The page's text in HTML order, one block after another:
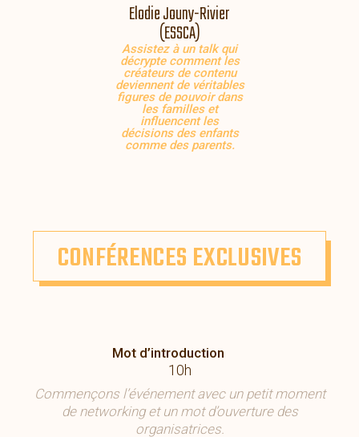
Elodie Jouny-Rivier
(ESSCA)
Assistez à un talk qui
décrypte comment les
créateurs de contenu
deviennent de véritables
figures de pouvoir dans
les familles et
influencent les
décisions des enfants
comme des parents.
CONFÉRENCES EXCLUSIVES
Mot d’introduction
10h
Commençons l’événement avec un petit moment
de networking et un mot d’ouverture des
organisatrices.